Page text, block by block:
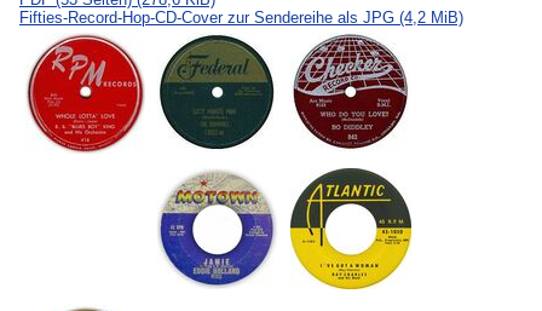
Fifties-Record-Hop-CD-Cover zur Sendereihe als JPG (4,2 MiB)